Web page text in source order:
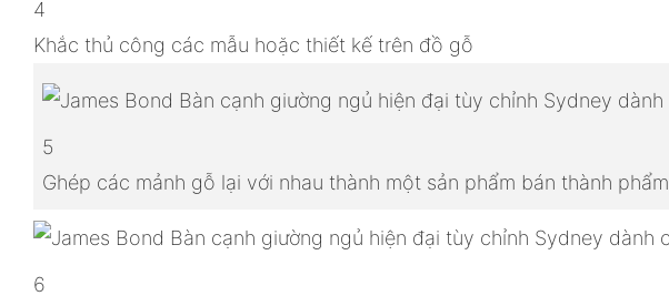
4
Khắc thủ công các mẫu hoặc thiết kế trên đồ gỗ
5
Ghép các mảnh gỗ lại với nhau thành một sản phẩm bán thành phẩm
6